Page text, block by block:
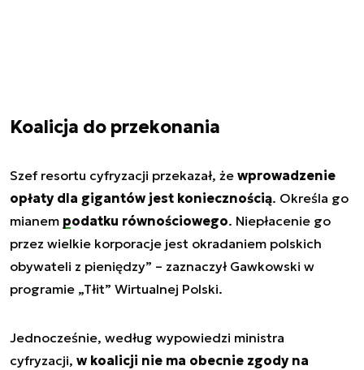
Koalicja do przekonania
Szef resortu cyfryzacji przekazał, że wprowadzenie
opłaty dla gigantów jest koniecznością. Określa go
mianem podatku równościowego. Niepłacenie go
przez wielkie korporacje jest okradaniem polskich
obywateli z pieniędzy” – zaznaczył Gawkowski w
programie „Tłit” Wirtualnej Polski.
Jednocześnie, według wypowiedzi ministra
cyfryzacji, w koalicji nie ma obecnie zgody na